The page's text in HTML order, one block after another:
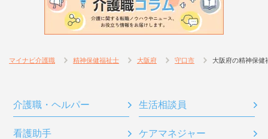
マイナビ介護職 精神保健福祉士 大阪府 守口市 大阪府の精神保健
介護職・ヘルパー 生活相談員
看護助手 ケアマネジャー